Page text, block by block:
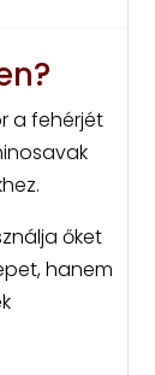
a fehérjét
őket
hanem